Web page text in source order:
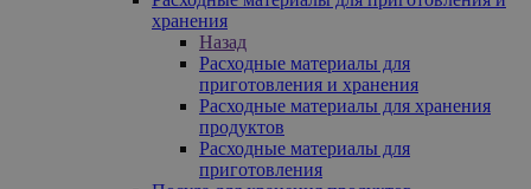
хранения
Назад
Расходные материалы для
приготовления и хранения
Расходные материалы для хранения
продуктов
Расходные материалы для
приготовления